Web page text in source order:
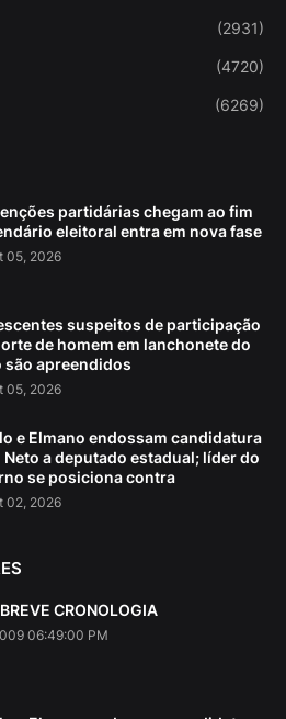
(2931)
(4720)
(6269)
partidárias chegam ao fim
eleitoral entra em nova fase
05, 2026
suspeitos de participação
de homem em lanchonete do
são apreendidos
05, 2026
e Elmano endossam candidatura
Neto a deputado estadual; líder do
se posiciona contra
02, 2026
CRONOLOGIA
06:49:00 PM